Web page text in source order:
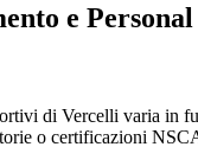
e
di Vercelli varia in
o certificazioni